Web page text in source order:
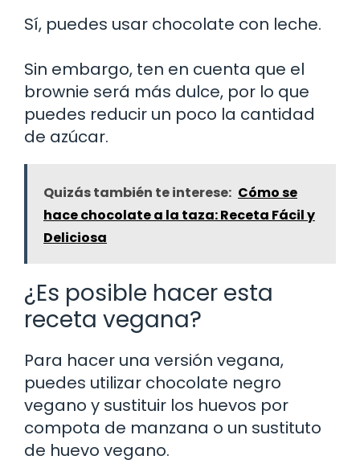
Sí, puedes usar chocolate con leche.
Sin embargo, ten en cuenta que el
brownie será más dulce, por lo que
puedes reducir un poco la cantidad
de azúcar.
Quizás también te interese: Cómo se
hace chocolate a la taza: Receta Fácil y
Deliciosa
¿Es posible hacer esta
receta vegana?
Para hacer una versión vegana,
puedes utilizar chocolate negro
vegano y sustituir los huevos por
compota de manzana o un sustituto
de huevo vegano.